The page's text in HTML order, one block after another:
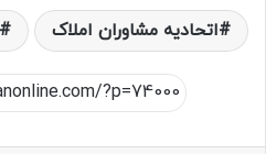
اتحادیه مشاوران املاک